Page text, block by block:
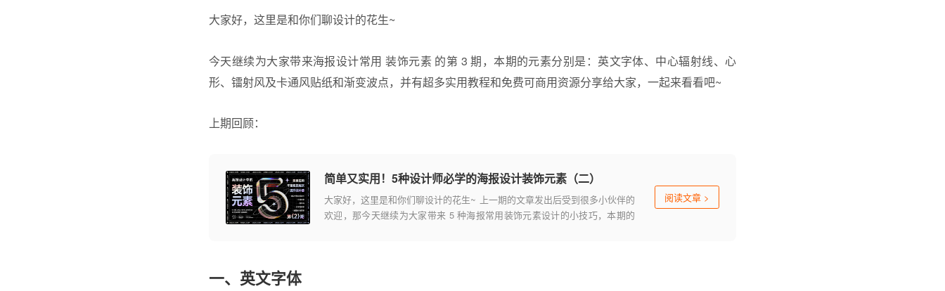
大家好，这里是和你们聊设计的花生~
今天继续为大家带来海报设计常用装饰元素的第 3 期，本期的元素分别是：英文字体、中心辐射线、心
形、镭射风及卡通风贴纸和渐变波点，并有超多实用教程和免费可商用资源分享给大家，一起来看看吧~
上期回顾：
简单又实用！5种设计师必学的海报设计装饰元素（二）
大家好，这里是和你们聊设计的花生~ 上一期的文章发出后受到很多小伙伴的
欢迎，那今天继续为大家带来 5 种海报常用装饰元素设计的小技巧，本期的
阅读文章 >
一、英文字体